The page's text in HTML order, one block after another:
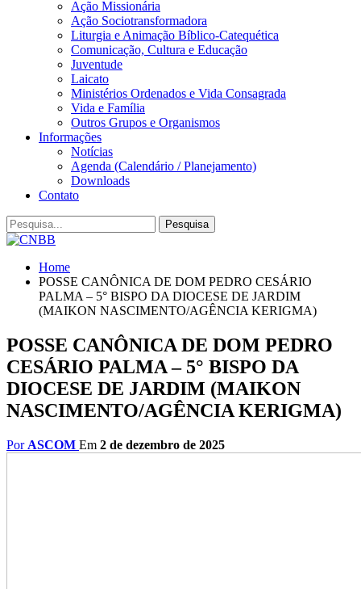
Ação Missionária
Ação Sociotransformadora
Liturgia e Animação Bíblico-Catequética
Comunicação, Cultura e Educação
Juventude
Laicato
Ministérios Ordenados e Vida Consagrada
Vida e Família
Outros Grupos e Organismos
Informações
Notícias
Agenda (Calendário / Planejamento)
Downloads
Contato
Home
POSSE CANÔNICA DE DOM PEDRO CESÁRIO
PALMA – 5° BISPO DA DIOCESE DE JARDIM
(MAIKON NASCIMENTO/AGÊNCIA KERIGMA)
POSSE CANÔNICA DE DOM PEDRO
CESÁRIO PALMA – 5° BISPO DA
DIOCESE DE JARDIM (MAIKON
NASCIMENTO/AGÊNCIA KERIGMA)
Por ASCOM Em 2 de dezembro de 2025